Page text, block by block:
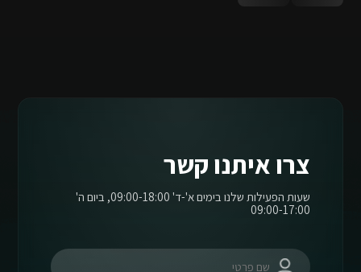
צרו איתנו קשר
שעות הפעילות שלנו בימים א'-ד' 09:00-18:00, ביום ה'
09:00-17:00